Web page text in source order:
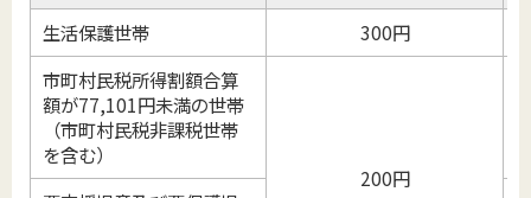
生活保護世帯
300円
市町村民税所得割額合算
額が77,101円未満の世帯
（市町村民税非課税世帯
を含む）
200円